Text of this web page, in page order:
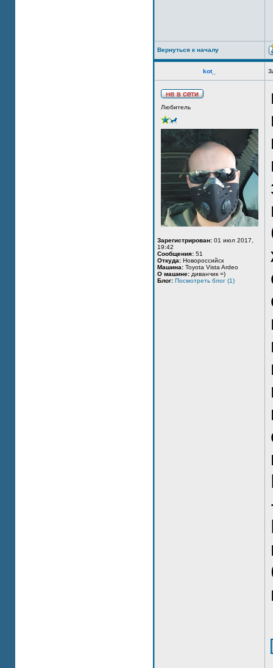
Вернуться к началу
kot_
Любитель
Зарегистрирован: 01 июл 2017,
19:42
Сообщения: 51
Откуда: Новороссийск
Машина: Toyota Vista Ardeo
О машине: диванчик =)
Блог: Посмотреть блог (1)